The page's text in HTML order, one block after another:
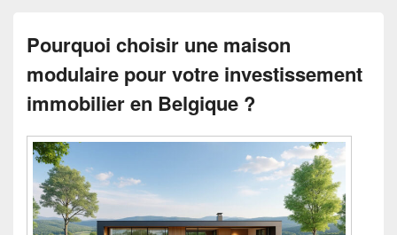
Pourquoi choisir une maison
modulaire pour votre investissement
immobilier en Belgique ?